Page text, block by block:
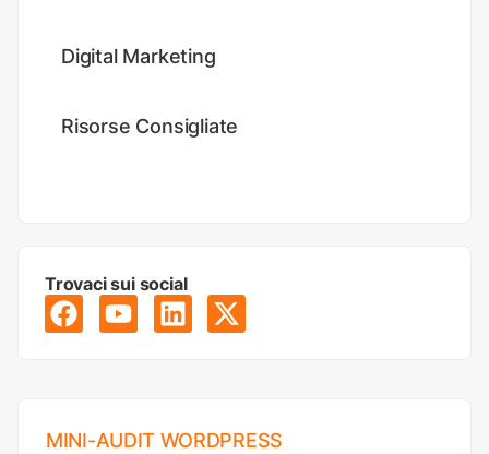
Digital Marketing
Risorse Consigliate
Trovaci sui social
MINI-AUDIT WORDPRESS